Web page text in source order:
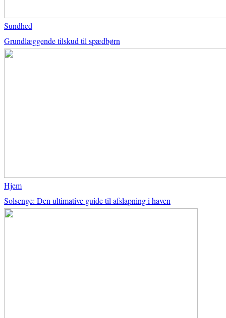
Sundhed
Grundlæggende tilskud til spædbørn
Hjem
Solsenge: Den ultimative guide til afslapning i haven